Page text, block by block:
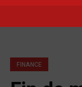
FINANCE